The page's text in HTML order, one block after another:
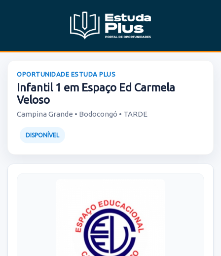
OPORTUNIDADE ESTUDA PLUS
Infantil 1 em Espaço Ed Carmela
Veloso
Campina Grande • Bodocongó • TARDE
DISPONÍVEL